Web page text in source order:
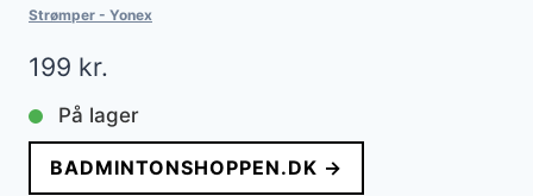
Strømper - Yonex
199 kr.
På lager
BADMINTONSHOPPEN.DK →